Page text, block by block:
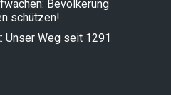
Bevölkerung
schützen!
Unser Weg seit 1291